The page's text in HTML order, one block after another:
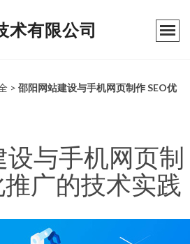
术有限公司
> 邵阳网站建设与手机网页制作 SEO优
与手机网页制
推广的技术实践